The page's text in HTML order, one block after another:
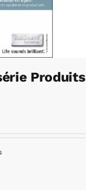
Produits